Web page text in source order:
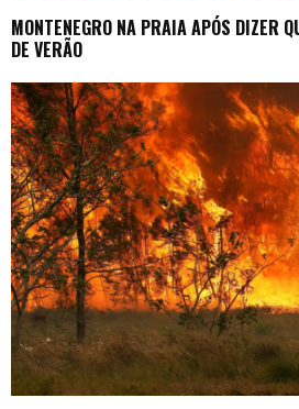
MONTENEGRO NA PRAIA APÓS DIZER
DE VERÃO